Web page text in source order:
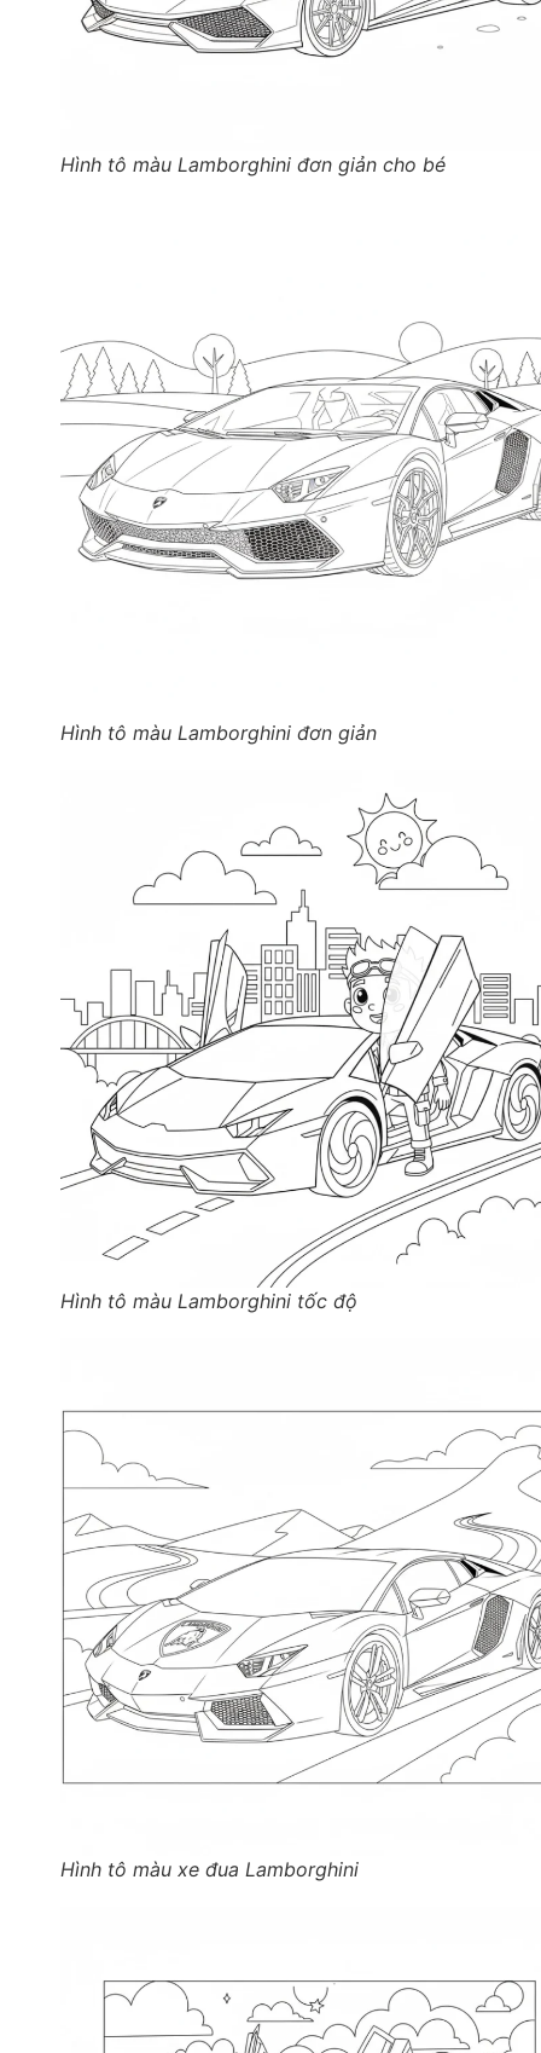
Hình tô màu Lamborghini đơn giản cho bé
Hình tô màu Lamborghini đơn giản
Hình tô màu Lamborghini tốc độ
Hình tô màu xe đua Lamborghini